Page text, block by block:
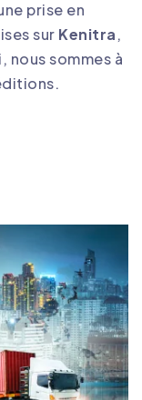
prise en
sur Kenitra,
sommes à
.